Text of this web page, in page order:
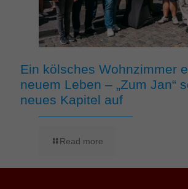
Ein kölsches Wohnzimmer
neuem Leben – „Zum Jan“
neues Kapitel auf
Read more